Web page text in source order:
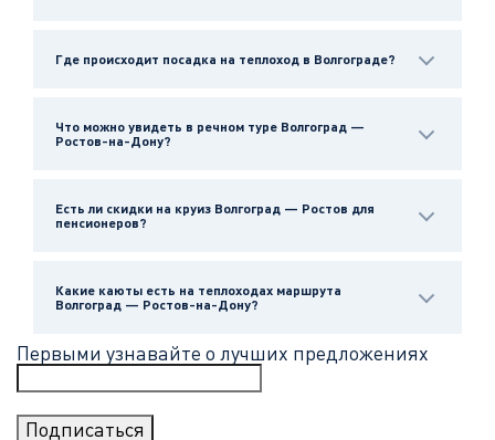
Где происходит посадка на теплоход в Волгограде?
Что можно увидеть в речном туре Волгоград —
Ростов-на-Дону?
Есть ли скидки на круиз Волгоград — Ростов для
пенсионеров?
Какие каюты есть на теплоходах маршрута
Волгоград — Ростов-на-Дону?
Первыми узнавайте о лучших предложениях